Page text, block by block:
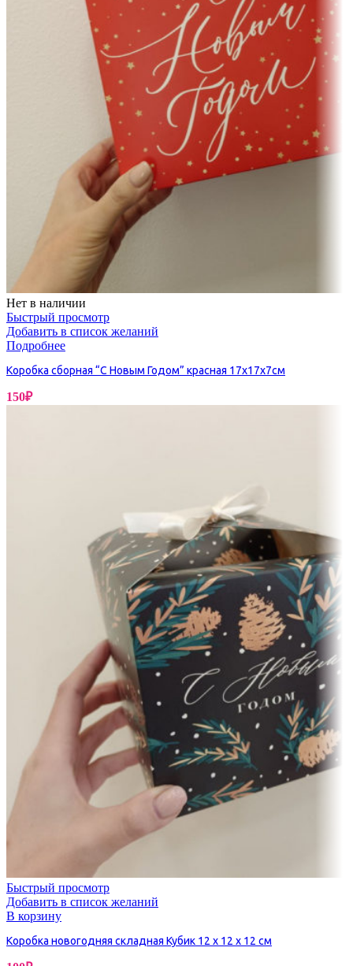
Нет в наличии
Быстрый просмотр
Добавить в список желаний
Подробнее
Коробка сборная “С Новым Годом” красная 17х17х7см
150₽
Быстрый просмотр
Добавить в список желаний
В корзину
Коробка новогодняя складная Кубик 12 х 12 х 12 см